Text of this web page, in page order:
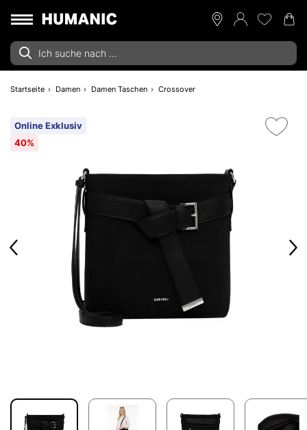
Startseite Damen Damen Taschen Crossover
Online Exklusiv
40%